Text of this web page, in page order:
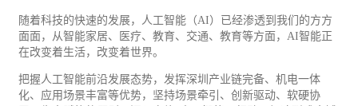
随着科技的快速的发展，人工智能（AI）已经渗透到我们的方方
面面，从智能家居、医疗、教育、 交通、教育等方面，AI智能正
在改变着生活，改变着世界。
把握人工智能前沿发展态势，发挥深圳产业链完备、机电一体
化、应用场景丰富等优势，坚持场景牵引、创新驱动、软硬协